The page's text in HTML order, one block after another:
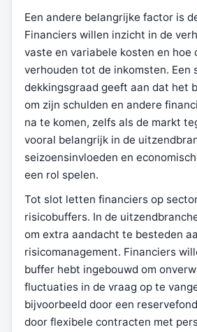
Een andere belangrijke factor is
Financiers willen inzicht in de
vaste en variabele kosten en hoe
verhouden tot de inkomsten. Een
dekkingsgraad geeft aan dat het
om zijn schulden en andere
na te komen, zelfs als de markt
vooral belangrijk in de
seizoensinvloeden en
een rol spelen.
Tot slot letten financiers op
risicobuffers. In de
om extra aandacht te besteden
risicomanagement. Financiers
buffer hebt ingebouwd om
fluctuaties in de vraag op te
bijvoorbeeld door een
door flexibele contracten met